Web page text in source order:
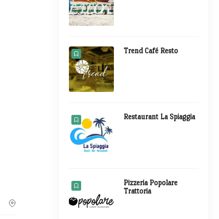
Trend Café Resto
Restaurant La Spiaggia
Pizzeria Popolare
Trattoria